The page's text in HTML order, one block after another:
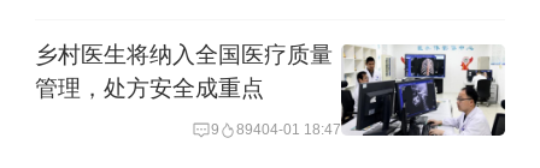
到充足且优质的医疗数据。但真实的情
况是，大量乡镇医疗机构的数据难以被
人工智能企业所用。
乡村医生将纳入全国医疗质量
管理，处方安全成重点
9 89404-01 18:47